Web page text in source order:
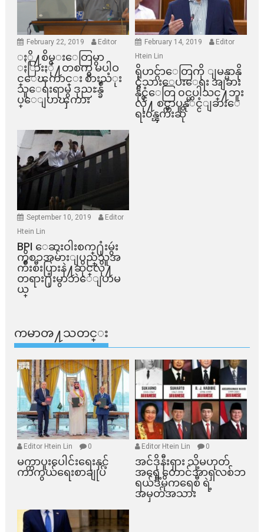
February 22, 2019 Editor
ႏို႔စိမ္းေတြမွာ
ႏြားႏို႔တစက္မွ မပါဝ
င္ေၾကာင္း စားသံုး
သူေရးရာမွ ဒုညႊန္ခ်ဳ
ပ္ေျပာၾကား
February 14, 2019
Editor
Htein Lin
ရိုဟင္ဂ်ာေတြကို ျမန္မာနို
င္ငံသားေပးေရး အျခား
နိုင္ငံေတြ ၀င္မပါသင္႔ဘူး
လို႔ စင္ကာပူနုိင္ငံျခားေ
ရး၀န္ၾကီးဆို
September 10, 2019
Editor
Htein Lin
BPI ​ေဆးဝါးစက္​႐ုံးမွဴး
ကိစၥအမ်ားျပည္​သူအ
က်ိဳးစီးပြားနဲ႔ဆိုင္​လို႔
တရား႐ုံးမွာဘဲေျပာမ
ယ္​
ကမာၻ႔သတင္း
Editor Htein Lin 0
မက္ကာပူးပေါင်းရေးနှင့်
ကာကွယ်ရေးစာချုပ်
Editor Htein Lin 0
အင်ဒိုနီးရှား သို့မဟုတ်
အရှေ့တောင်အာရှလစ်ဘ
ရယ်ဒီမိုကရေစီ ရဲ့
အမှတ်အသား